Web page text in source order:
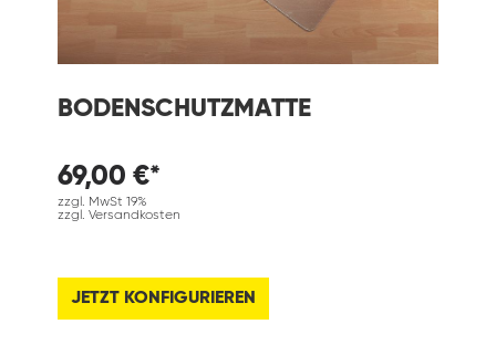
BODENSCHUTZMATTE
69,00 €*
zzgl. MwSt 19%
zzgl. Versandkosten
JETZT KONFIGURIEREN